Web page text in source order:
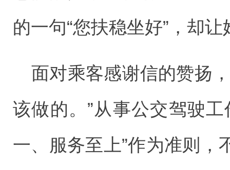
的一句“您扶稳坐好”，却
面对乘客感谢信的赞扬
该做的。”从事公交驾驶
一、服务至上”作为准则，